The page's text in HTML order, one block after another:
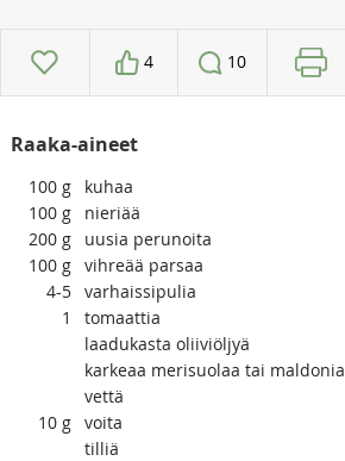
4 10
Raaka-aineet
100 g
kuhaa
100 g
nieriää
200 g
uusia perunoita
100 g vihreää parsaa
4-5 varhaissipulia
1
tomaattia
laadukasta oliiviöljyä
karkeaa merisuolaa tai maldonia
vettä
10 g voita
tilliä